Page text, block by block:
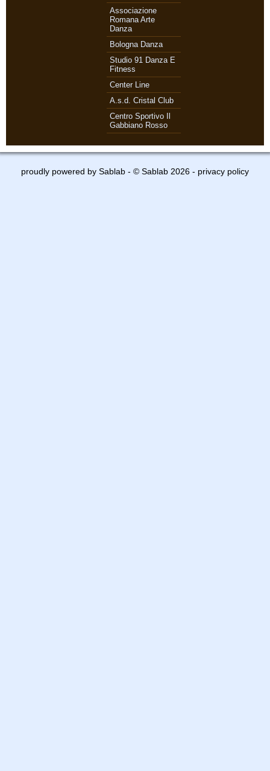
Associazione
Romana Arte
Danza
Bologna Danza
Studio 91 Danza E
Fitness
Center Line
A.s.d. Cristal Club
Centro Sportivo Il
Gabbiano Rosso
proudly powered by Sablab - © Sablab 2026 - privacy policy